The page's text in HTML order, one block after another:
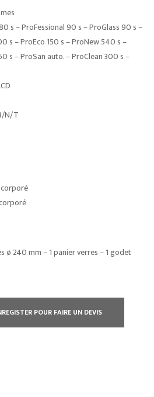
s – ProFessional 90 s – ProGlass 90 s –
s – ProEco 150 s – ProNew 540 s –
s – ProSan auto. – ProClean 300 s –
N/T
ø 240 mm – 1 panier verres – 1 godet
POUR FAIRE UN DEVIS